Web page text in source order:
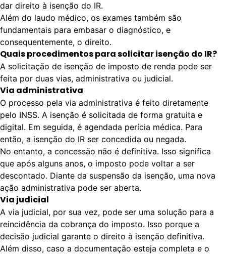
dar direito à isenção do IR.
Além do laudo médico, os exames também são
fundamentais para embasar o diagnóstico, e
consequentemente, o direito.
Quais procedimentos para solicitar isenção do IR?
A solicitação de isenção de imposto de renda pode ser
feita por duas vias, administrativa ou judicial.
Via administrativa
O processo pela via administrativa é feito diretamente
pelo INSS. A isenção é solicitada de forma gratuita e
digital. Em seguida, é agendada perícia médica. Para
então, a isenção do IR ser concedida ou negada.
No entanto, a concessão não é definitiva. Isso significa
que após alguns anos, o imposto pode voltar a ser
descontado. Diante da suspensão da isenção, uma nova
ação administrativa pode ser aberta.
Via judicial
A via judicial, por sua vez, pode ser uma solução para a
reincidência da cobrança do imposto. Isso porque a
decisão judicial garante o direito à isenção definitiva.
Além disso, caso a documentação esteja completa e o